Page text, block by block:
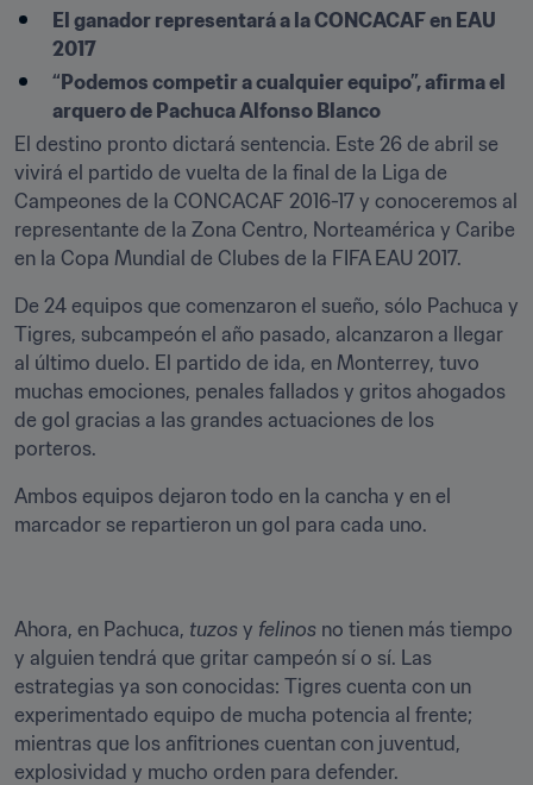
El ganador representará a la CONCACAF en EAU
2017
“Podemos competir a cualquier equipo”, afirma el
arquero de Pachuca Alfonso Blanco
El destino pronto dictará sentencia. Este 26 de abril se
vivirá el partido de vuelta de la final de la Liga de
Campeones de la CONCACAF 2016-17 y conoceremos al
representante de la Zona Centro, Norteamérica y Caribe
en la Copa Mundial de Clubes de la FIFA EAU 2017.
De 24 equipos que comenzaron el sueño, sólo Pachuca y
Tigres, subcampeón el año pasado, alcanzaron a llegar
al último duelo. El partido de ida, en Monterrey, tuvo
muchas emociones, penales fallados y gritos ahogados
de gol gracias a las grandes actuaciones de los
porteros.
Ambos equipos dejaron todo en la cancha y en el
marcador se repartieron un gol para cada uno.
Ahora, en Pachuca, tuzos y felinos no tienen más tiempo
y alguien tendrá que gritar campeón sí o sí. Las
estrategias ya son conocidas: Tigres cuenta con un
experimentado equipo de mucha potencia al frente;
mientras que los anfitriones cuentan con juventud,
explosividad y mucho orden para defender.